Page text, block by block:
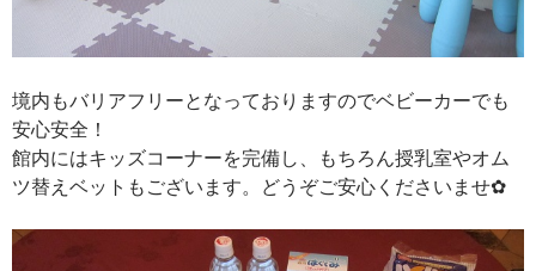
境内もバリアフリーとなっておりますのでベビーカーでも
安心安全！
館内にはキッズコーナーを完備し、もちろん授乳室やオム
ツ替えベットもございます。どうぞご安心くださいませ✿